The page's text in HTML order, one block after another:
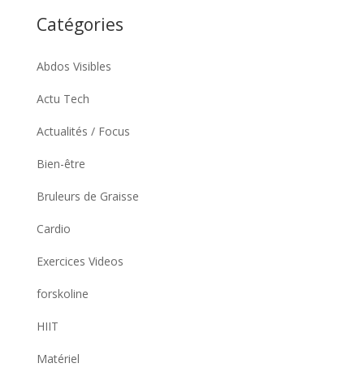
Catégories
Abdos Visibles
Actu Tech
Actualités / Focus
Bien-être
Bruleurs de Graisse
Cardio
Exercices Videos
forskoline
HIIT
Matériel